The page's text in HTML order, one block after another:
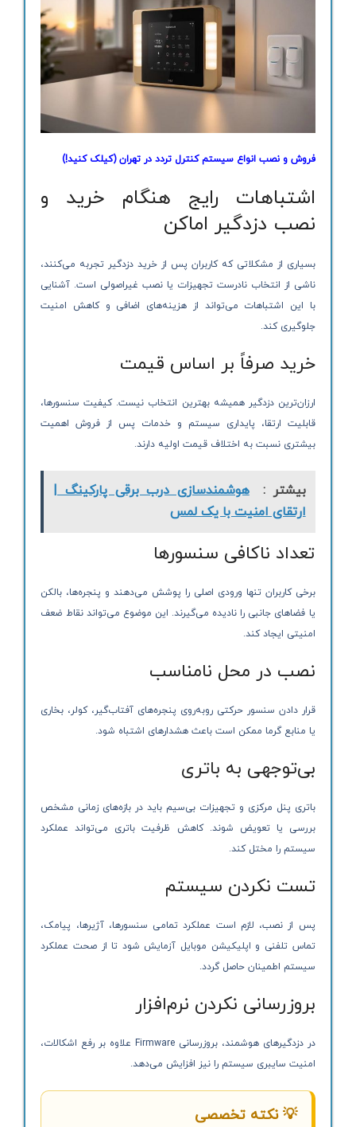
فروش و نصب انواع سیستم کنترل تردد در تهران(کیلک کنید!)
اشتباهات رایج هنگام خرید و
نصب دزدگیر اماکن
بسیاری از مشکلاتی که کاربران پس از خرید دزدگیر تجربه می‌کنند،
ناشی از انتخاب نادرست تجهیزات یا نصب غیراصولی است. آشنایی
با این اشتباهات می‌تواند از هزینه‌های اضافی و کاهش امنیت
جلوگیری کند.
خرید صرفاً بر اساس قیمت
ارزان‌ترین دزدگیر همیشه بهترین انتخاب نیست. کیفیت سنسورها،
قابلیت ارتقا، پایداری سیستم و خدمات پس از فروش اهمیت
بیشتری نسبت به اختلاف قیمت اولیه دارند.
بیشتر :
هوشمندسازی درب برقی پارکینگ |
ارتقای امنیت با یک لمس
تعداد ناکافی سنسورها
برخی کاربران تنها ورودی اصلی را پوشش می‌دهند و پنجره‌ها، بالکن
یا فضاهای جانبی را نادیده می‌گیرند. این موضوع می‌تواند نقاط ضعف
امنیتی ایجاد کند.
نصب در محل نامناسب
قرار دادن سنسور حرکتی روبه‌روی پنجره‌های آفتاب‌گیر، کولر، بخاری
یا منابع گرما ممکن است باعث هشدارهای اشتباه شود.
بی‌توجهی به باتری
باتری پنل مرکزی و تجهیزات بی‌سیم باید در بازه‌های زمانی مشخص
بررسی یا تعویض شوند. کاهش ظرفیت باتری می‌تواند عملکرد
سیستم را مختل کند.
تست نکردن سیستم
پس از نصب، لازم است عملکرد تمامی سنسورها، آژیرها، پیامک،
تماس تلفنی و اپلیکیشن موبایل آزمایش شود تا از صحت عملکرد
سیستم اطمینان حاصل گردد.
بروزرسانی نکردن نرم‌افزار
در دزدگیرهای هوشمند، بروزرسانی Firmware علاوه بر رفع اشکالات،
امنیت سایبری سیستم را نیز افزایش می‌دهد.
💡 نکته تخصصی